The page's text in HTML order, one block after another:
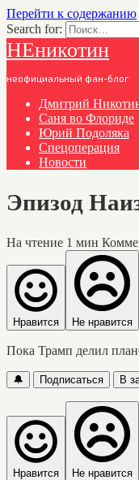
Перейти к содержанию
Search for:
НЕникотин
неофициальный фан-блог
Дмитрий
Саня во Флориде
Юрий Подоляка
Спецоперация
Новости
Эпизод
На чтение 1 мин
Нравится Не нравится
Пока Трамп делил
🔔 Подписаться В
Нравится Не нравится